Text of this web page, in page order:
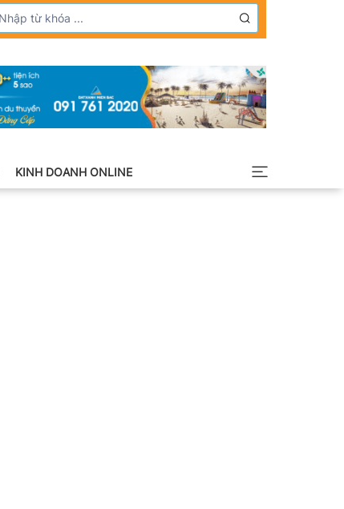
KINH DOANH ONLINE